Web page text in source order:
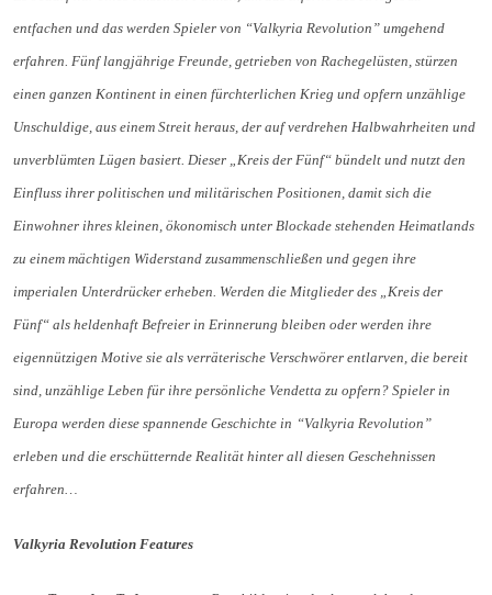
entfachen und das werden Spieler von “Valkyria Revolution” umgehend
erfahren. Fünf langjährige Freunde, getrieben von Rachegelüsten, stürzen
einen ganzen Kontinent in einen fürchterlichen Krieg und opfern unzählige
Unschuldige, aus einem Streit heraus, der auf verdrehen Halbwahrheiten und
unverblümten Lügen basiert. Dieser „Kreis der Fünf“ bündelt und nutzt den
Einfluss ihrer politischen und militärischen Positionen, damit sich die
Einwohner ihres kleinen, ökonomisch unter Blockade stehenden Heimatlands
zu einem mächtigen Widerstand zusammenschließen und gegen ihre
imperialen Unterdrücker erheben. Werden die Mitglieder des „Kreis der
Fünf“ als heldenhaft Befreier in Erinnerung bleiben oder werden ihre
eigennützigen Motive sie als verräterische Verschwörer entlarven, die bereit
sind, unzählige Leben für ihre persönliche Vendetta zu opfern? Spieler in
Europa werden diese spannende Geschichte in “Valkyria Revolution”
erleben und die erschütternde Realität hinter all diesen Geschehnissen
erfahren…
Valkyria Revolution Features